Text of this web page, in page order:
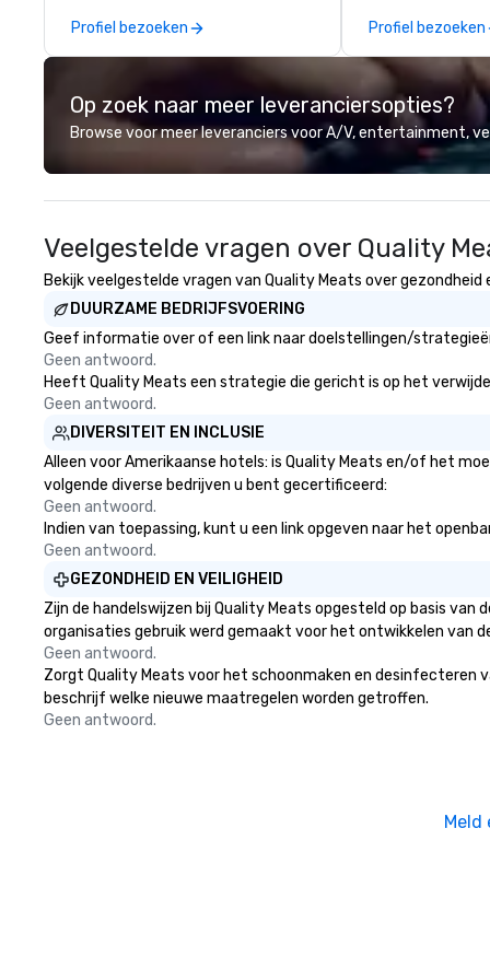
in these changing times.
Profiel bezoeken
contracting, and
management,
project as if we
Our personal
suppliers helps
to life. With
international
hospitality, we
Profiel bezoeken
Op zoek naar meer leveranciersopties?
Browse voor meer leveranciers voor A/V, entertainment,
Veelgestelde vragen over Quality
Bekijk veelgestelde vragen van Quality Meats over
DUURZAME BEDRIJFSVOERING
Geef informatie over of een link naar doelstellingen/
Geen antwoord.
Heeft Quality Meats een strategie die gericht is op het
Geen antwoord.
DIVERSITEIT EN INCLUSIE
Alleen voor Amerikaanse hotels: is Quality Meats en/of het
volgende diverse bedrijven u bent gecertificeerd:
Geen antwoord.
Indien van toepassing, kunt u een link opgeven naar het
Geen antwoord.
GEZONDHEID EN VEILIGHEID
Zijn de handelswijzen bij Quality Meats opgesteld op basis
organisaties gebruik werd gemaakt voor het ontwikkelen van
Geen antwoord.
Zorgt Quality Meats voor het schoonmaken en desinfecteren
beschrijf welke nieuwe maatregelen worden getroffen.
Geen antwoord.
Meld